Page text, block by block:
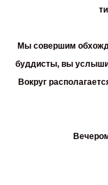
Мы совершим
буддисты, вы
Вокруг